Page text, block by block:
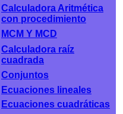
Calculadora Aritmética
con procedimiento
MCM Y MCD
Calculadora raíz
cuadrada
Conjuntos
Ecuaciones lineales
Ecuaciones cuadráticas